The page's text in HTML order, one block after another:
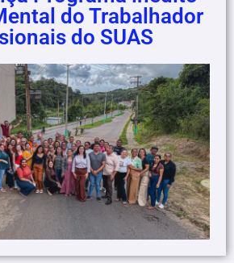
do Trabalhador
do SUAS